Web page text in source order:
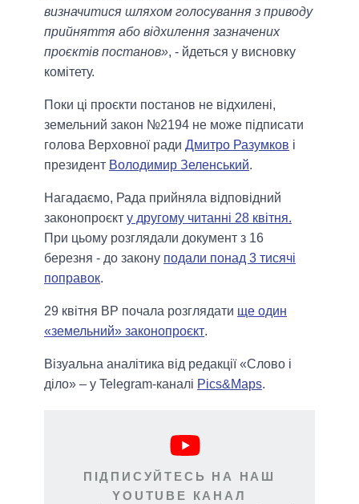
визначитися шляхом голосування з приводу
прийняття або відхилення зазначених
проєктів постанов», - йдеться у висновку
комітету.
Поки ці проєкти постанов не відхилені,
земельний закон №2194 не може підписати
голова Верховної ради Дмитро Разумков і
президент Володимир Зеленський.
Нагадаємо, Рада прийняла відповідний
законопроєкт у другому читанні 28 квітня.
При цьому розглядали документ з 16
березня - до закону подали понад 3 тисячі
поправок.
29 квітня ВР почала розглядати ще один
«земельний» законопроєкт.
Візуальна аналітика від редакції «Слово і
діло» – у Telegram-каналі Pics&Maps.
ПІДПИСУЙТЕСЬ НА НАШ
YOUTUBE КАНАЛ